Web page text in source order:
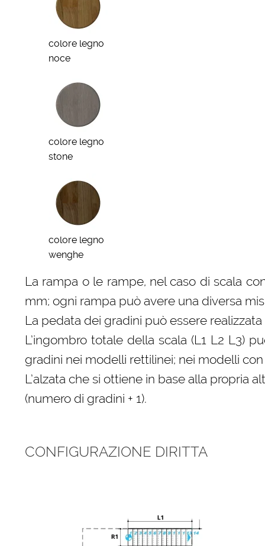
colore legno
noce
colore legno
stone
colore legno
wenghe
La rampa o le rampe, nel caso di scala
mm; ogni rampa può avere una diversa
La pedata dei gradini può essere
L’ingombro totale della scala (L1 L2 L3)
gradini nei modelli rettilinei; nei modelli
L’alzata che si ottiene in base alla
(numero di gradini + 1).
CONFIGURAZIONE DIRITTA